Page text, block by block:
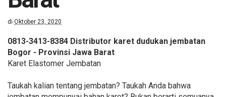
di Oktober 23, 2020
0813-3413-8384 Distributor karet dudukan jembatan
Bogor - Provinsi Jawa Barat
Karet Elastomer Jembatan
Taukah kalian tentang jembatan? Taukah Anda bahwa